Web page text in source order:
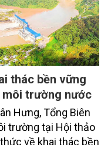
thác bền vững
môi trường nước
Hưng, Tổng Biên
trường tại Hội thảo
về khai thác bền